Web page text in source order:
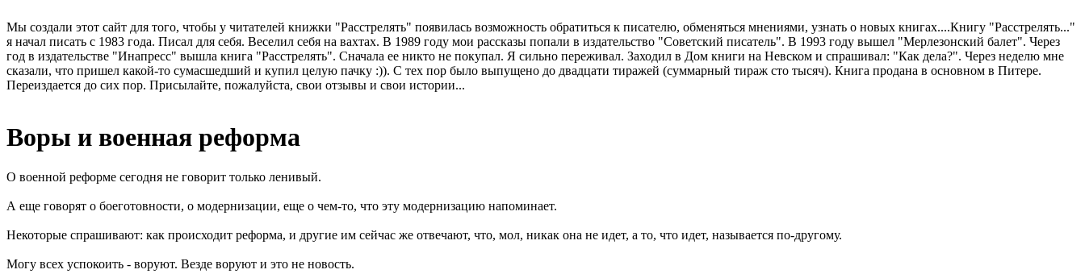
Мы создали этот сайт для того, чтобы у читателей книжки "Расстрелять" появилась возможность обратиться к писателю, обменяться мнениями, узнать о новых книгах....Книгу "Расстрелять..."
я начал писать с 1983 года. Писал для себя. Веселил себя на вахтах. В 1989 году мои рассказы попали в издательство "Советский писатель". В 1993 году вышел "Мерлезонский балет". Через
год в издательстве "Инапресс" вышла книга "Расстрелять". Сначала ее никто не покупал. Я сильно переживал. Заходил в Дом книги на Невском и спрашивал: "Как дела?". Через неделю мне
сказали, что пришел какой-то сумасшедший и купил целую пачку :)). С тех пор было выпущено до двадцати тиражей (суммарный тираж сто тысяч). Книга продана в основном в Питере.
Переиздается до сих пор. Присылайте, пожалуйста, свои отзывы и свои истории...
Воры и военная реформа
О военной реформе сегодня не говорит только ленивый.
А еще говорят о боеготовности, о модернизации, еще о чем-то, что эту модернизацию напоминает.
Некоторые спрашивают: как происходит реформа, и другие им сейчас же отвечают, что, мол, никак она не идет, а то, что идет, называется по-другому.
Могу всех успокоить - воруют. Везде воруют и это не новость.